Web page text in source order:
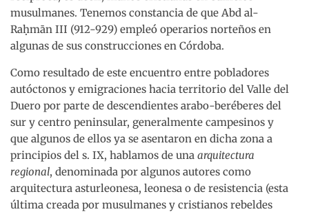
musulmanes. Tenemos constancia de que Abd al-
Raḥmān III (912-929) empleó operarios norteños en
algunas de sus construcciones en Córdoba.
Como resultado de este encuentro entre pobladores
autóctonos y emigraciones hacia territorio del Valle del
Duero por parte de descendientes arabo-beréberes del
sur y centro peninsular, generalmente campesinos y
que algunos de ellos ya se asentaron en dicha zona a
principios del s. IX, hablamos de una arquitectura
regional, denominada por algunos autores como
arquitectura asturleonesa, leonesa o de resistencia (esta
última creada por musulmanes y cristianos rebeldes